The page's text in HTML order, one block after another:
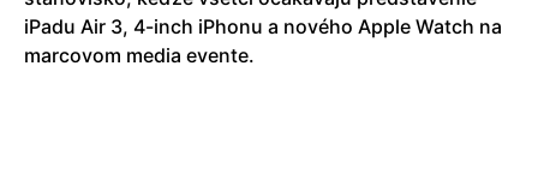
iPadu Air 3, 4-inch iPhonu a nového Apple Watch na
marcovom media evente.